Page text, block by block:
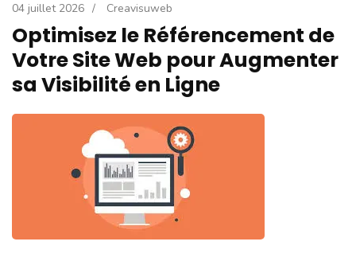
04 juillet 2026 / Creavisuweb
Optimisez le Référencement de
Votre Site Web pour Augmenter
sa Visibilité en Ligne